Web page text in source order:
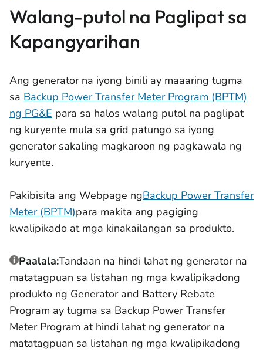
Walang-putol na Paglipat sa
Kapangyarihan
Ang generator na iyong binili ay maaaring tugma
sa Backup Power Transfer Meter Program (BPTM)
ng PG&E para sa halos walang putol na paglipat
ng kuryente mula sa grid patungo sa iyong
generator sakaling magkaroon ng pagkawala ng
kuryente.
Pakibisita ang Webpage ngBackup Power Transfer
Meter (BPTM)para makita ang pagiging
kwalipikado at mga kinakailangan sa produkto.
Paalala:Tandaan na hindi lahat ng generator na
matatagpuan sa listahan ng mga kwalipikadong
produkto ng Generator and Battery Rebate
Program ay tugma sa Backup Power Transfer
Meter Program at hindi lahat ng generator na
matatagpuan sa listahan ng mga kwalipikadong